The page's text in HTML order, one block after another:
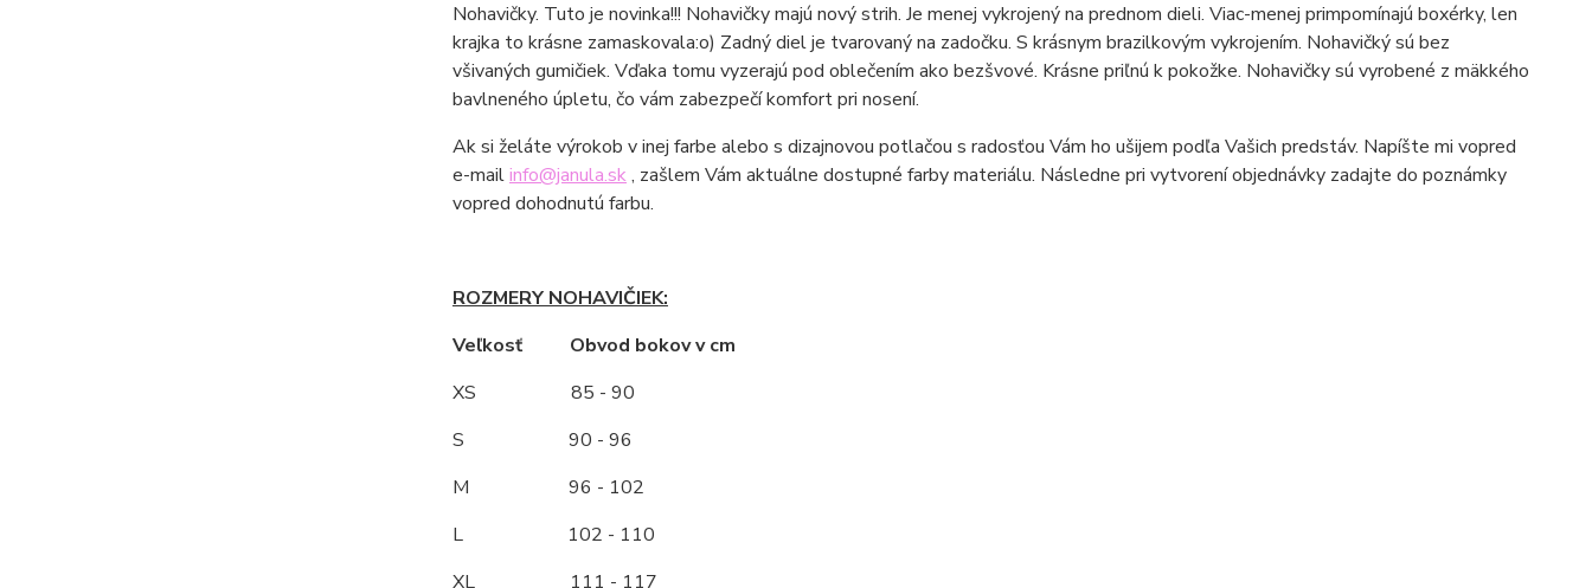
Nohavičky. Tuto je novinka!!! Nohavičky majú nový strih. Je menej vykrojený na prednom dieli. Viac-menej primpomínajú boxérky, len
krajka to krásne zamaskovala:o) Zadný diel je tvarovaný na zadočku. S krásnym brazilkovým vykrojením. Nohavičký sú bez
všivaných gumičiek. Vďaka tomu vyzerajú pod oblečením ako bezšvové. Krásne priľnú k pokožke. Nohavičky sú vyrobené z mäkkého
bavlneného úpletu, čo vám zabezpečí komfort pri nosení.
Ak si želáte výrokob v inej farbe alebo s dizajnovou potlačou s radosťou Vám ho ušijem podľa Vašich predstáv. Napíšte mi vopred
e-mailinfo@janula.sk, zašlem Vám aktuálne dostupné farby materiálu. Následne pri vytvorení objednávky zadajte do poznámky
vopred dohodnutú farbu.
ROZMERY NOHAVIČIEK:
Veľkosť Obvod bokov v cm
XS
85 - 90
S 90 - 96
M
96 - 102
L 102 - 110
XL 111 - 117